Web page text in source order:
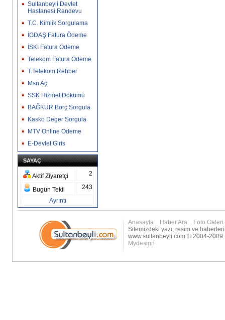
Sultanbeyli Devlet
Hastanesi Randevu
T.C. Kimlik Sorgulama
İGDAŞ Fatura Ödeme
İSKİ Fatura Ödeme
Telekom Fatura Ödeme
T.Telekom Rehber
Msn Aç
SSK Hizmet Dökümü
BAĞKUR Borç Sorgula
Kasko Deger Sorgula
MTV Online Ödeme
E-Devlet Giris
SAYAÇ
Aktif Ziyaretçi 2
Bugün Tekil
243
Ayrıntı
Anasayfa . Haber Ara . Foto Galeri
Sitemizdeki yazı, resim ve
www.sultanbeyli.com © 2004-2009
Mydesign